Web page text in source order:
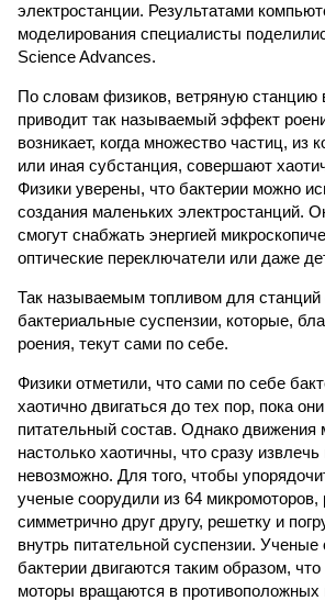
электростанции. Результатами
моделирования специалисты
Science Advances.
По словам физиков, ветряную станцию
приводит так называемый эффект
возникает, когда множество частиц, из
или иная субстанция, совершают
Физики уверены, что бактерии можно
создания маленьких электростанций.
смогут снабжать энергией
оптические переключатели или даже
Так называемым топливом для станций
бактериальные суспензии, которые,
роения, текут сами по себе.
Физики отметили, что сами по себе
хаотично двигаться до тех пор, пока
питательный состав. Однако движения
настолько хаотичны, что сразу извлечь
невозможно. Для того, чтобы
ученые соорудили из 64
симметрично друг другу, решетку и
внутрь питательной суспензии.
бактерии двигаются таким образом,
моторы вращаются в противоположных